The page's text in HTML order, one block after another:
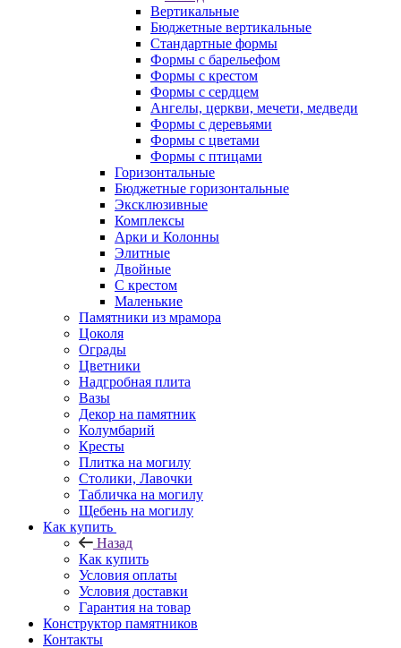
Вертикальные
Бюджетные вертикальные
Стандартные формы
Формы с барельефом
Формы с крестом
Формы с сердцем
Ангелы, церкви, мечети, медведи
Формы с деревьями
Формы с цветами
Формы с птицами
Горизонтальные
Бюджетные горизонтальные
Эксклюзивные
Комплексы
Арки и Колонны
Элитные
Двойные
С крестом
Маленькие
Памятники из мрамора
Цоколя
Ограды
Цветники
Надгробная плита
Вазы
Декор на памятник
Колумбарий
Кресты
Плитка на могилу
Столики, Лавочки
Табличка на могилу
Щебень на могилу
Как купить
Назад
Как купить
Условия оплаты
Условия доставки
Гарантия на товар
Конструктор памятников
Контакты